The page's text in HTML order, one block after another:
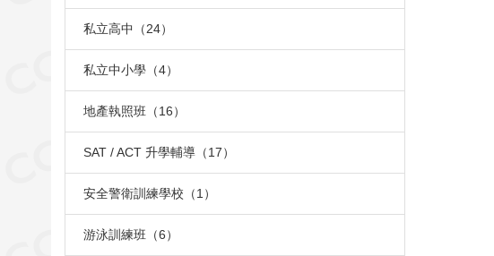
私立高中（24）
私立中小學（4）
地產執照班（16）
SAT / ACT 升學輔導（17）
安全警衛訓練學校（1）
游泳訓練班（6）